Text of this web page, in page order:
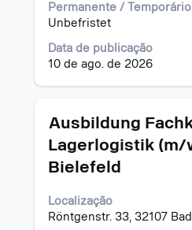
Permanente / Temporário
Unbefristet
Data de publicação
10 de ago. de 2026
pressionada
para
visualizar
todas
informações
Título
Ausbildung
Lagerlogistik
Bielefeld
Localização
Röntgenstr. 33, 32107
Selecione
vaga
com
barra
de